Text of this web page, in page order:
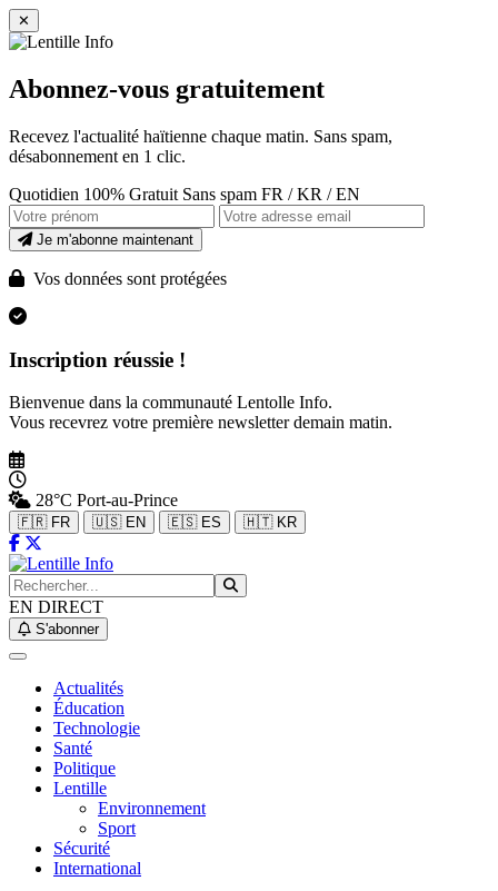
✕
Abonnez-vous gratuitement
Recevez l'actualité haïtienne chaque matin. Sans spam,
désabonnement en 1 clic.
Quotidien 100% Gratuit Sans spam FR / KR / EN
Je m'abonne maintenant
Vos données sont protégées
Inscription réussie !
Bienvenue dans la communauté Lentolle Info.
Vous recevrez votre première newsletter demain matin.
28°C Port-au-Prince
🇫🇷 FR 🇺🇸 EN 🇪🇸 ES 🇭🇹 KR
EN DIRECT
S'abonner
Actualités
Éducation
Technologie
Santé
Politique
Lentille
Environnement
Sport
Sécurité
International